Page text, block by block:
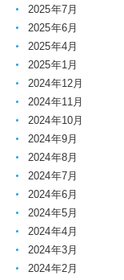
2025年7月
2025年6月
2025年4月
2025年1月
2024年12月
2024年11月
2024年10月
2024年9月
2024年8月
2024年7月
2024年6月
2024年5月
2024年4月
2024年3月
2024年2月